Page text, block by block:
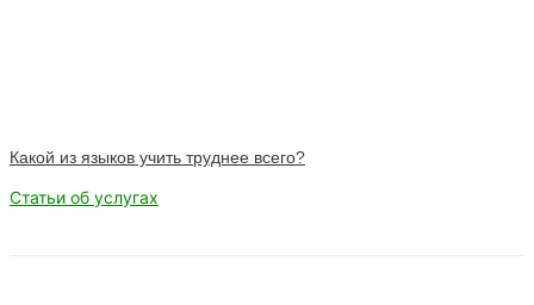
Какой из языков учить труднее всего?
Статьи об услугах